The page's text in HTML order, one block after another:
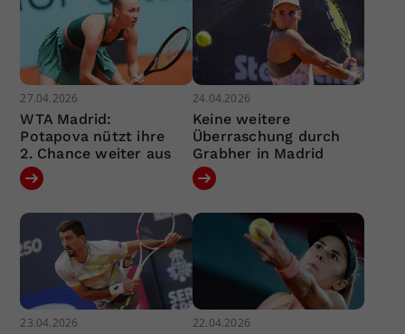
27.04.2026
WTA Madrid:
Potapova nützt ihre
2. Chance weiter aus
24.04.2026
Keine weitere
Überraschung durch
Grabher in Madrid
23.04.2026 22.04.2026